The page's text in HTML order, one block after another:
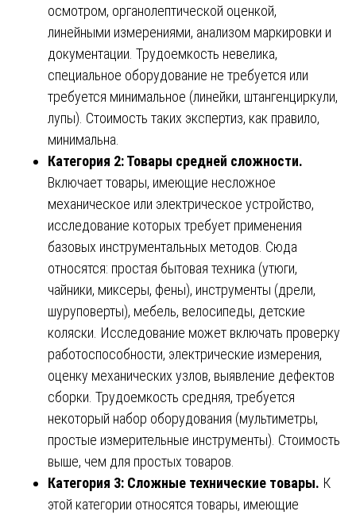
осмотром, органолептической оценкой,
линейными измерениями, анализом маркировки и
документации. Трудоемкость невелика,
специальное оборудование не требуется или
требуется минимальное (линейки, штангенциркули,
лупы). Стоимость таких экспертиз, как правило,
минимальна.
Категория 2: Товары средней сложности.
Включает товары, имеющие несложное
механическое или электрическое устройство,
исследование которых требует применения
базовых инструментальных методов. Сюда
относятся: простая бытовая техника (утюги,
чайники, миксеры, фены), инструменты (дрели,
шуруповерты), мебель, велосипеды, детские
коляски. Исследование может включать проверку
работоспособности, электрические измерения,
оценку механических узлов, выявление дефектов
сборки. Трудоемкость средняя, требуется
некоторый набор оборудования (мультиметры,
простые измерительные инструменты). Стоимость
выше, чем для простых товаров.
Категория 3: Сложные технические товары. К
этой категории относятся товары, имеющие